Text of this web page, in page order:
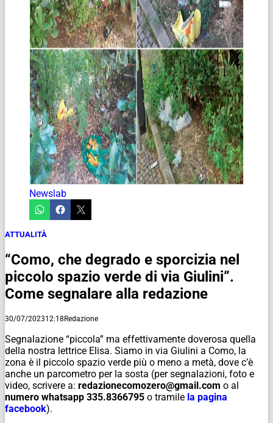
Newslab
ATTUALITÀ
“Como, che degrado e sporcizia nel
piccolo spazio verde di via Giulini”.
Come segnalare alla redazione
30/07/202312:18Redazione
Segnalazione “piccola” ma effettivamente doverosa quella
della nostra lettrice Elisa. Siamo in via Giulini a Como, la
zona è il piccolo spazio verde più o meno a metà, dove c’è
anche un parcometro per la sosta (per segnalazioni, foto e
video, scrivere a: redazionecomozero@gmail.com o al
numero whatsapp 335.8366795 o tramile la pagina
facebook).